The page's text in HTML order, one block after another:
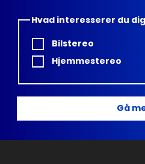
Hvad interesserer du
Bilstereo
Hjemmestereo
Gå